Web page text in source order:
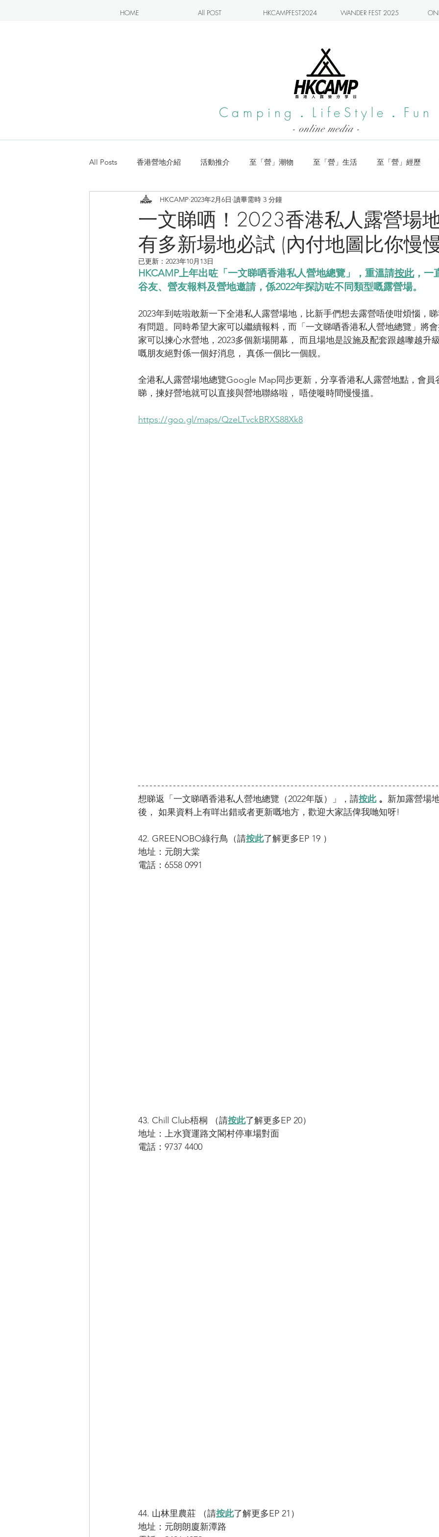
HOME All POST HKCAMPFEST2024 WANDER FEST 2025
Camping．LifeStyle．Fun
- online media -
All Posts 香港營地介紹 活動推介 至「營」潮物 至「營」生活 至「營」經歷
露營blogger分享 新手入坑系列 小編實測
CAMPER音樂電影
一文睇哂！2023香港私人露營場
有多新場地必試 (內付地圖比你慢
HKCAMP 2023年2月6日 讀畢需時 3 分鐘
已更新： 2023年10月13日
HKCAMP上年出咗「一文睇哂香港私人營地總覽」，重溫請按此，一
谷友、營友報料及營地邀請，係2022年探訪咗不同類型嘅露營場。
2023年到咗啦敢新一下全港私人露營場地，比新手們想去露營唔使咁煩惱，
有問題。同時希望大家可以繼續報料，而「一文睇哂香港私人營地總覽」將
家可以揀心水營地，2023多個新場開幕， 而且場地是設施及配套跟越嚟越升
嘅朋友絕對係一個好消息， 真係一個比一個靚。
全港私人露營場地總覽Google Map同步更新，分享香港私人露營地點，會員
睇，揀好營地就可以直接與營地聯絡啦， 唔使嘥時間慢慢搵。
https://goo.gl/maps/QzeLTvckBRXS88Xk8
想睇返「一文睇哂香港私人營地總覽（2022年版）」，請按此 。 新加露營場
後， 如果資料上有咩出錯或者更新嘅地方，歡迎大家話俾我哋知呀!
42. GREENOBO綠行鳥（請按此了解更多EP 19 ）
地址：元朗大棠
電話：6558 0991
43. Chill Club梧桐 （請按此了解更多EP 20）
地址：上水寶運路文閣村停車場對面
電話：9737 4400
44. 山林里農莊 （請按此了解更多EP 21）
地址：元朗朗廈新潭路